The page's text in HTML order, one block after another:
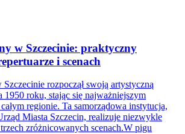
w Szczecinie: praktyczny
i scenach
Szczecinie rozpoczął swoją artystyczną
1950 roku, stając się najważniejszym
regionie. Ta samorządowa instytucja,
Miasta Szczecin, realizuje niezwykle
zróżnicowanych scenach.W pigu